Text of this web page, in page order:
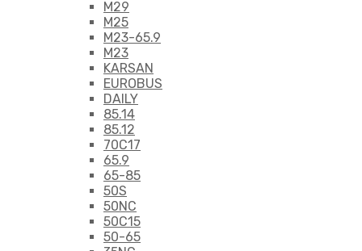
M29
M25
M23-65.9
M23
KARSAN
EUROBUS
DAILY
85.14
85.12
70C17
65.9
65-85
50S
50NC
50C15
50-65